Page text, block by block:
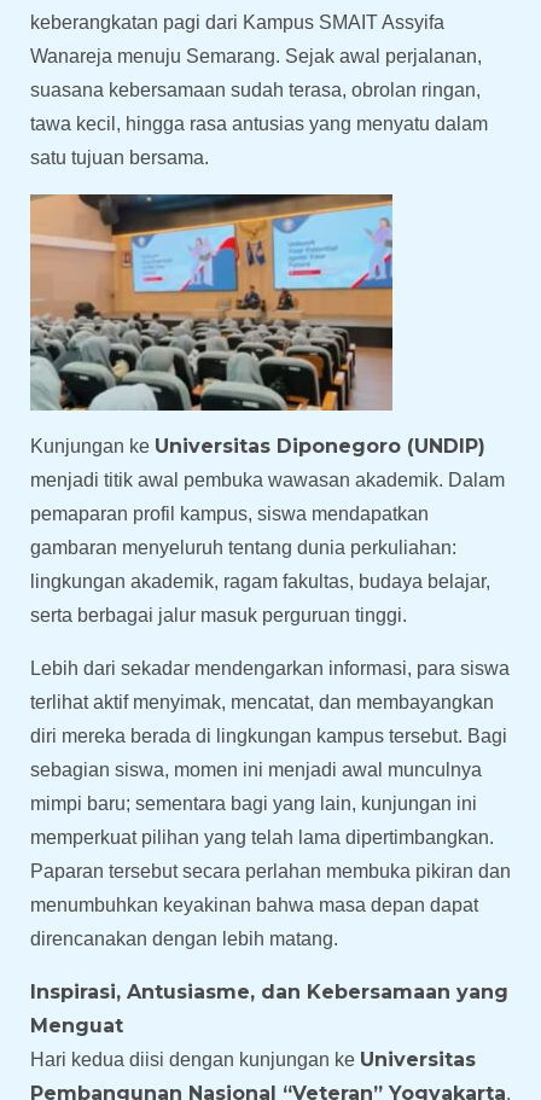
keberangkatan pagi dari Kampus SMAIT Assyifa
Wanareja menuju Semarang. Sejak awal perjalanan,
suasana kebersamaan sudah terasa, obrolan ringan,
tawa kecil, hingga rasa antusias yang menyatu dalam
satu tujuan bersama.
Kunjungan ke Universitas Diponegoro (UNDIP)
menjadi titik awal pembuka wawasan akademik. Dalam
pemaparan profil kampus, siswa mendapatkan
gambaran menyeluruh tentang dunia perkuliahan:
lingkungan akademik, ragam fakultas, budaya belajar,
serta berbagai jalur masuk perguruan tinggi.
Lebih dari sekadar mendengarkan informasi, para siswa
terlihat aktif menyimak, mencatat, dan membayangkan
diri mereka berada di lingkungan kampus tersebut. Bagi
sebagian siswa, momen ini menjadi awal munculnya
mimpi baru; sementara bagi yang lain, kunjungan ini
memperkuat pilihan yang telah lama dipertimbangkan.
Paparan tersebut secara perlahan membuka pikiran dan
menumbuhkan keyakinan bahwa masa depan dapat
direncanakan dengan lebih matang.
Inspirasi, Antusiasme, dan Kebersamaan yang
Menguat
Hari kedua diisi dengan kunjungan ke Universitas
Pembangunan Nasional “Veteran” Yogyakarta.